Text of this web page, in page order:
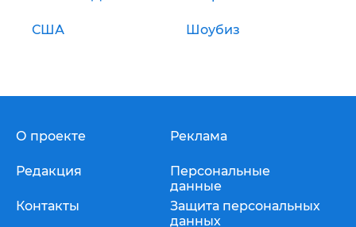
США Шоубиз
О проекте
Редакция
Контакты
Реклама
Персональные
данные
Защита персональных
данных